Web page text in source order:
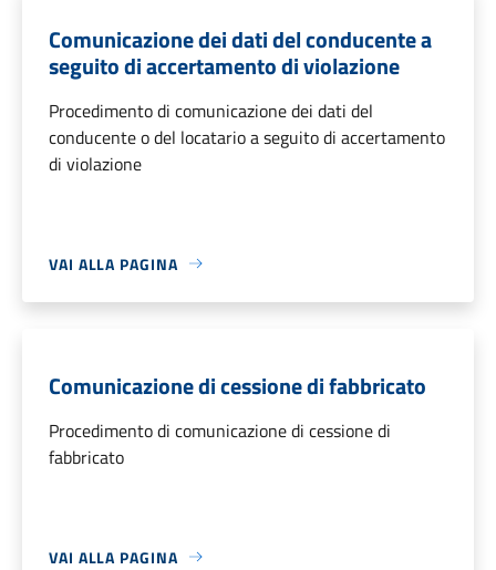
Comunicazione dei dati del conducente a
seguito di accertamento di violazione
Procedimento di comunicazione dei dati del
conducente o del locatario a seguito di accertamento
di violazione
VAI ALLA PAGINA
Comunicazione di cessione di fabbricato
Procedimento di comunicazione di cessione di
fabbricato
VAI ALLA PAGINA